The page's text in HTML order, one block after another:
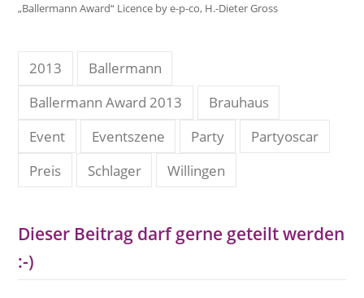
„Ballermann Award“ Licence by e-p-co, H.-Dieter Gross
2013
Ballermann
Ballermann Award 2013
Brauhaus
Event
Eventszene Party
Partyoscar
Preis
Schlager Willingen
Dieser Beitrag darf gerne geteilt werden
:-)